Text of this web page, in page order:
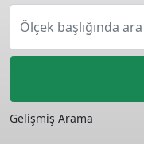
Ölçek başlığında ara
Gelişmiş Arama